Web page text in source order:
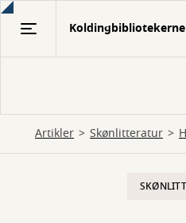
Gå
Koldingbibliotekerne
Artikler Skønlitteratur